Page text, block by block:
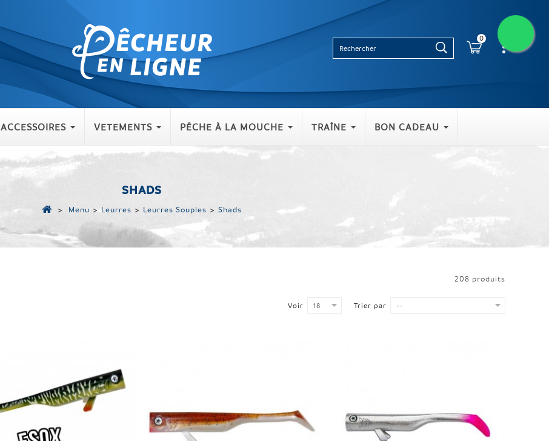
0
ACCESSOIRES VETEMENTS PÊCHE À LA MOUCHE TRAÎNE BON CADEAU
SHADS
> Menu > Leurres > Leurres Souples > Shads
208 produits
Trier par --
Voir 18